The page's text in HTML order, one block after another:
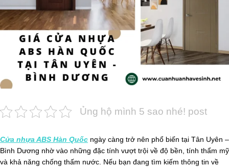
Ủng hộ mình 5 sao nhé! post
Cửa nhựa ABS Hàn Quốc ngày càng trở nên phổ biến tại Tân Uyên –
Bình Dương nhờ vào những đặc tính vượt trội về độ bền, tính thẩm mỹ
và khả năng chống thấm nước. Nếu bạn đang tìm kiếm thông tin về